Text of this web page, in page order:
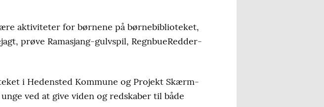
aktiviteter for børnene på børnebiblioteket,
prøve Ramasjang-gulvspil, RegnbueRedder-
i Hedensted Kommune og Projekt Skærm-
ved at give viden og redskaber til både